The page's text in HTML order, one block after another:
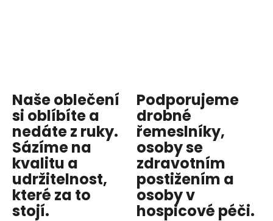
Naše oblečení
si oblíbíte a
nedáte z ruky.
Sázíme na
kvalitu a
udržitelnost,
které za to
stojí.
Podporujeme
drobné
řemeslníky,
osoby se
zdravotním
postižením a
osoby v
hospicové péči.